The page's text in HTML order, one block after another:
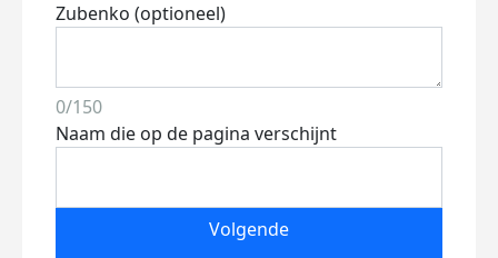
Zubenko (optioneel)
0/150
Naam die op de pagina verschijnt
Volgende